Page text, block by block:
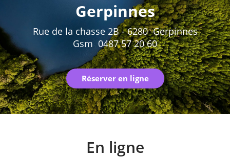
Gerpinnes
Rue de la chasse 2B - 6280 Gerpinnes
Gsm 0487 57 20 60
Réserver en ligne
En ligne